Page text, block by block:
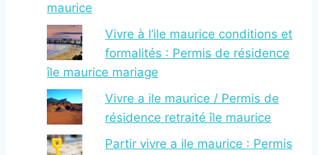
maurice
Vivre à l’ile maurice conditions et
formalités : Permis de résidence
île maurice mariage
Vivre a ile maurice / Permis de
résidence retraité île maurice
Partir vivre a ile maurice : Permis